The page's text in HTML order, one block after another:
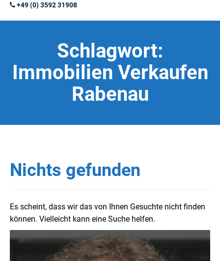
+49 (0) 3592 31908
Schlagwort:
Immobilien Verkaufen
Rabenau
Nichts gefunden
Es scheint, dass wir das von Ihnen Gesuchte nicht finden
können. Vielleicht kann eine Suche helfen.